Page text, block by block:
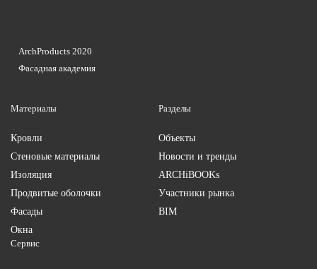
Материалы
Кровли
Стеновые материалы
Изоляция
Продвитые оболочки
Фасады
Окна
Разделы
Объекты
Новости и тренды
ARCHiBOOKs
Участники рынка
BIM
Сервис
ArchProducts 2020
Фасадная академия